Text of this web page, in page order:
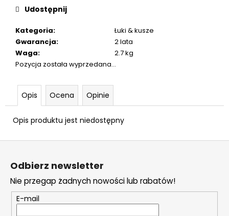
Kategoria:
Łuki & kusze
Gwarancja:
2 lata
Waga:
2.7 kg
Pozycja została wyprzedana…
Udostępnij
Opis Ocena Opinie
Opis produktu jest niedostępny
GAZOWE
DO
PV
MM
ŁEZKA
S
Odbierz newsletter
Nie przegap żadnych nowości lub rabatów!
E-mail